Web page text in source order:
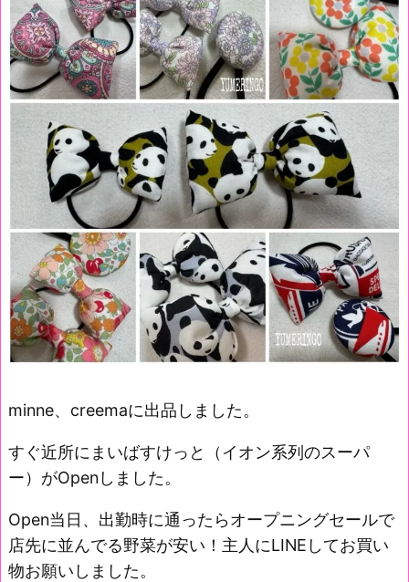
minne、creemaに出品しました。
すぐ近所にまいばすけっと（イオン系列のスーパ
ー）がOpenしました。
Open当日、出勤時に通ったらオープニングセールで
店先に並んでる野菜が安い！主人にLINEしてお買い
物お願いしました。